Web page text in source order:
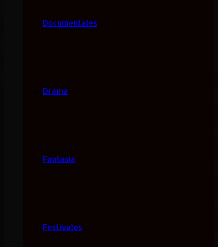
Documentales
Drama
Fantasía
Festivales